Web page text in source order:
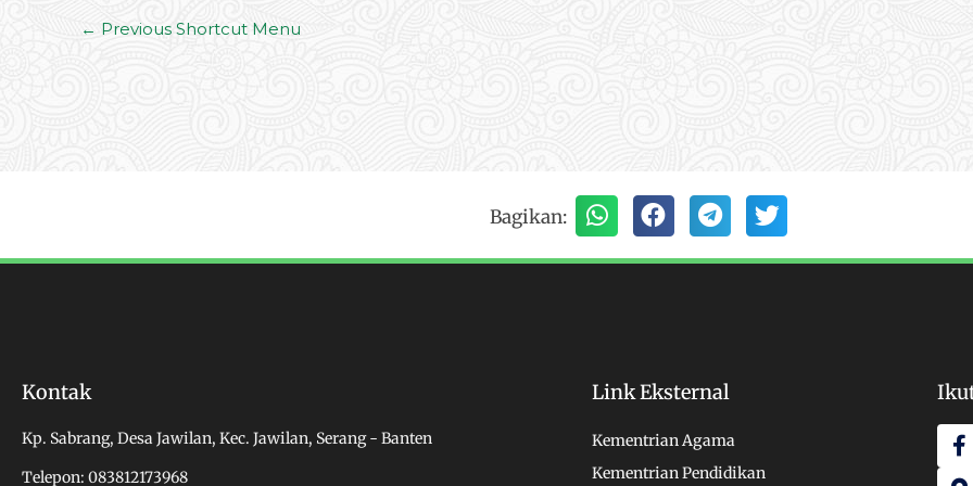
← Previous Shortcut Menu
Bagikan:
Kontak
Kp. Sabrang, Desa Jawilan, Kec. Jawilan, Serang - Banten
Telepon: 083812173968
Link Eksternal
Kementrian Agama
Kementrian Pendidikan
F
a
c
a
p